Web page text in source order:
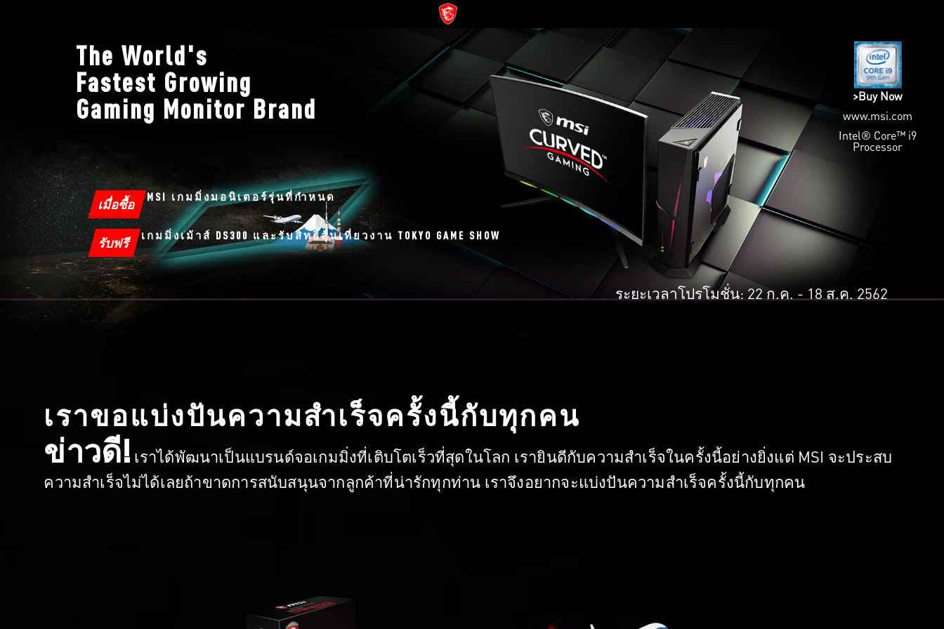
The World's
Fastest Growing
Gaming Monitor Brand
>Buy Now
www.msi.com
Intel® Core™ i9
Processor
ระยะเวลาโปรโมชั่น: 22 ก.ค. - 18 ส.ค. 2562
เมื่อซื้อ MSI เกมมิ่งมอนิเตอร์รุ่นที่กำหนด
รับฟรี เกมมิ่งเม้าส์ DS300 และรับสิทธิ์ลุ้นเที่ยวงาน TOKYO GAME SHOW
เราขอแบ่งปันความสำเร็จครั้งนี้กับทุกคน
ข่าวดี! เราได้พัฒนาเป็นแบรนด์จอเกมมิ่งที่เติบโตเร็วที่สุดในโลก เรายินดีกับความสำเร็จในครั้งนี้อย่างยิ่งแต่ MSI จะประสบ
ความสำเร็จไม่ได้เลยถ้าขาดการสนับสนุนจากลูกค้าที่น่ารักทุกท่าน เราจึงอยากจะแบ่งปันความสำเร็จครั้งนี้กับทุกคน